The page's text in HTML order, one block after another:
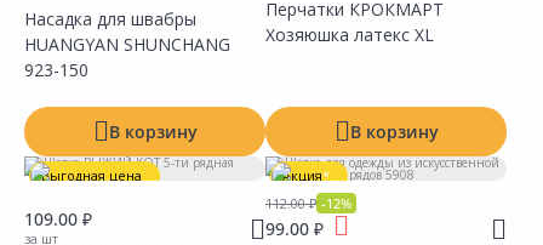
Насадка для швабры
HUANGYAN SHUNCHANG
923-150
В корзину
Перчатки КРОКМАРТ
Хозяюшка латекс XL
В корзину
Выгодная цена
109.00 ₽
за шт
Акция*
112.00 ₽ -12%
99.00 ₽